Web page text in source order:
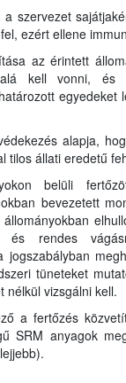
szervezet
ezért ellene
az érintett
alá kell vonni, és
egyedeket
alapja,
tilos állati eredetű
belüli
bevezetett
és rendes
jogszabályban
tüneteket
nélkül vizsgálni kell.
a fertőzés
SRM anyagok